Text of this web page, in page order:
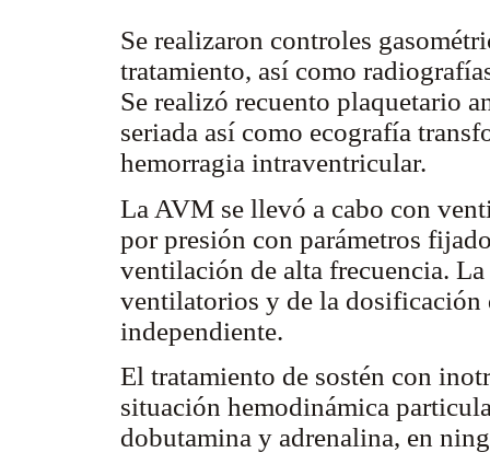
Se realizaron controles
tratamiento, así como
Se realizó recuento plaquetario
seriada así como ecografía
hemorragia intraventricular.
La AVM se llevó a cabo con
por presión con parámetros
ventilación de alta frecuencia.
ventilatorios y de la dosificación
independiente.
El tratamiento de sostén con
situación hemodinámica
dobutamina y adrenalina, en